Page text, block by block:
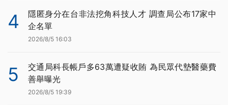
4
隱匿身分在台非法挖角科技人才 調查局公布17家中
企名單
2026/8/5 16:03
5
交通局科長帳戶多63萬遭疑收賄 為民眾代墊醫藥費
善舉曝光
2026/8/5 19:39